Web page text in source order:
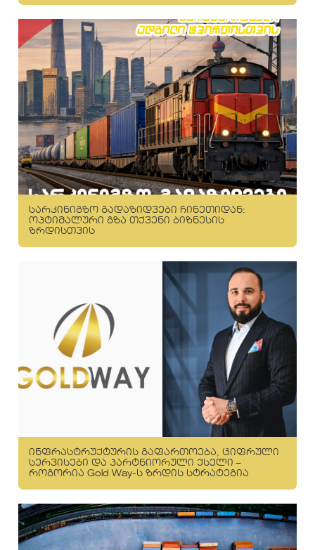
სარკინიგზო გადაზიდვები ჩინეთიდან:
ოპტიმალური გზა თქვენი ბიზნესის
ზრდისთვის
ინფრასტრუქტურის გაფართოება, ციფრული
სერვისები და პარტნიორული ქსელი –
როგორია Gold Way-ს ზრდის სტრატეგია